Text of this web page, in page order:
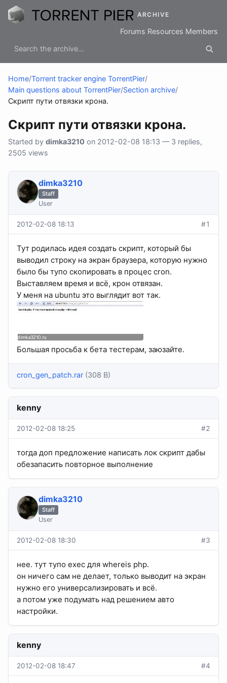
ARCHIVE
Forums Resources Members
Home/Torrent tracker engine TorrentPier/
Main questions about TorrentPier/Section archive/
Скрипт пути отвязки крона.
Скрипт пути отвязки крона.
Started by dimka3210 on 2012-02-08 18:13 — 3 replies,
2505 views
dimka3210
Staff
User
2012-02-08 18:13 #1
Тут родилась идея создать скрипт, который бы
выводил строку на экран браузера, которую нужно
было бы тупо скопировать в процес cron.
Выставляем время и всё, крон отвязан.
У меня на ubuntu это выглядит вот так.
Большая просьба к бета тестерам, заюзайте.
cron_gen_patch.rar (308 B)
kenny
2012-02-08 18:25 #2
тогда доп предложение написать лок скрипт дабы
обезапасить повторное выполнение
dimka3210
Staff
User
2012-02-08 18:30 #3
нее. тут тупо exec для whereis php.
он ничего сам не делает, только выводит на экран
нужно его универсализировать и всё.
а потом уже подумать над решением авто
настройки.
kenny
2012-02-08 18:47 #4